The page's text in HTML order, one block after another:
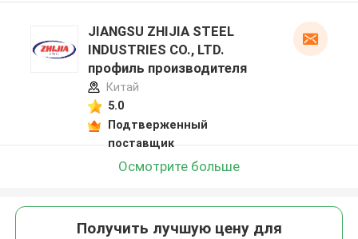
JIANGSU ZHIJIA STEEL
INDUSTRIES CO., LTD.
профиль производителя
Китай
5.0
Подтверженный
поставщик
Осмотрите больше
Получить лучшую цену для